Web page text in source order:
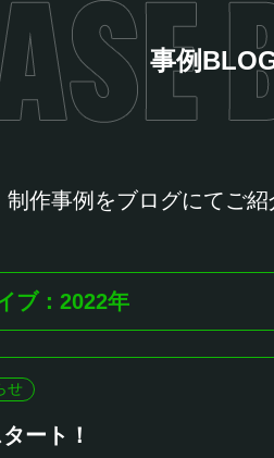
事例
制作事例をブログにてご紹
ブ：2022年
せ
ート！